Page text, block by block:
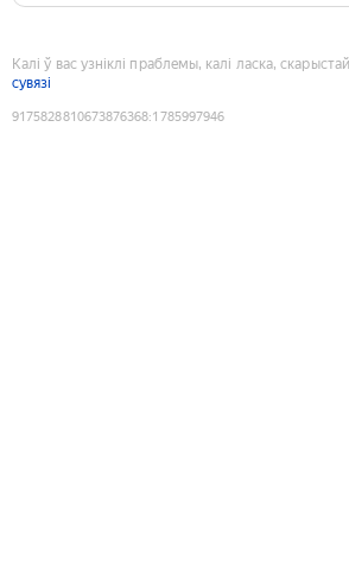
Калі ў вас узніклі праблемы, калі ласка,
сувязі
9175828810673876368:1785997946